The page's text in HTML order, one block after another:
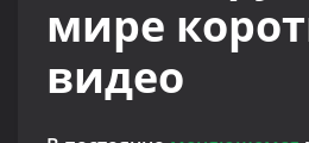
мире
видео